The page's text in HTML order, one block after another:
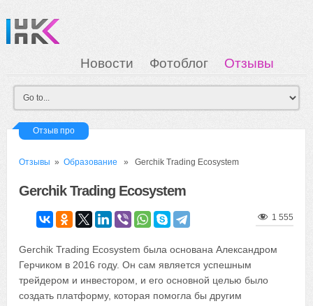
Новости Фотоблог
Отзывы
Загрузка
Мои Картинки Вход
Отзыв про
Отзывы »Образование » Gerchik Trading Ecosystem
Gerchik Trading Ecosystem
1 555
Gerchik Trading Ecosystem была основана Александром
Герчиком в 2016 году. Он сам является успешным
трейдером и инвестором, и его основной целью было
создать платформу, которая помогла бы другим